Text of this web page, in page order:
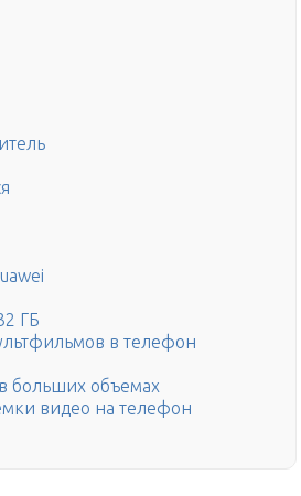
ГБ
в телефон
больших объемах
видео на телефон